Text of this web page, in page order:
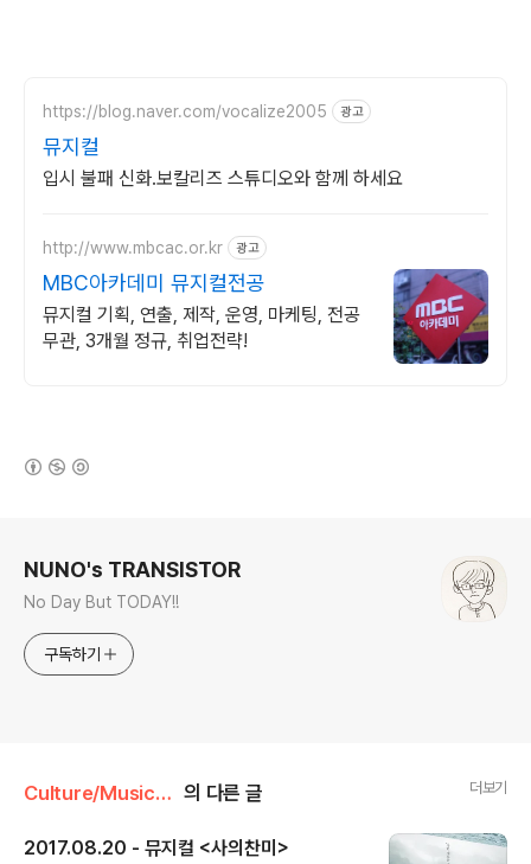
https://blog.naver.com/vocalize2005 광고
뮤지컬
입시 불패 신화.보칼리즈 스튜디오와 함께 하세요
http://www.mbcac.or.kr 광고
MBC아카데미 뮤지컬전공
뮤지컬 기획, 연출, 제작, 운영, 마케팅, 전공
무관, 3개월 정규, 취업전략!
NUNO's TRANSISTOR
No Day But TODAY!!
구독하기
Culture/Musical&Play 의 다른 글 더보기
2017.08.20 - 뮤지컬 <사의찬미>